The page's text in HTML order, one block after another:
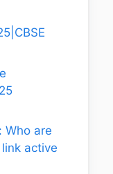
Who are
active